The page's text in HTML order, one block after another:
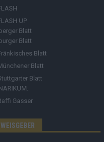
UP
Blatt
Blatt
Blatt
Blatt
Blatt
Gasser